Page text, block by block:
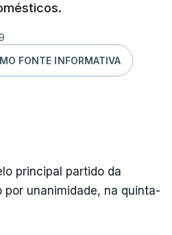
FONTE INFORMATIVA
principal partido da
unanimidade, na quinta-